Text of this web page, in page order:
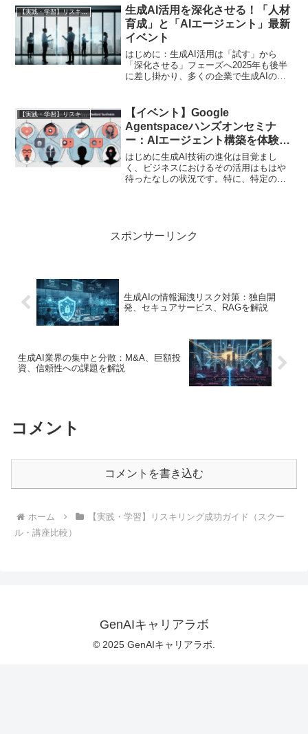
浮上しています。バイアス、プライバシ
ー侵害、透明性の欠如、誤...
【実践・学習】リスキリング成功ガイド（スクール・講座比較）
生成AI活用を深化させる！「人材
育成」と「AIエージェント」最新
イベント
はじめに：生成AI活用は「試す」から
「深化させる」フェーズへ2025年も後半
に差し掛かり、多くの企業で生成AIの導
階から、いかにして具体的な業務に組み
込み、成果を出すか...
【実践・学習】リスキリング成功ガイド（スクール・講座比較）
【イベント】Google
Agentspaceハンズオンセミナ
ー：AIエージェント構築を体験！
2025/10/10開催
はじめに生成AI技術の進化は目覚まし
く、ビジネスにおけるその活用はもはや
待ったなしの状況です。特に、特定の業
スポンサーリンク
生成AIの情報漏洩リスク対策：独自開
発、セキュアサービス、RAGを解説
生成AI業界の集中と分散：M&A、巨額投
資、信頼性への課題を解説
コメント
コメントを書き込む
ホーム
【実践・学習】リスキリング成功ガイド（スクー
ル・講座比較）
GenAIキャリアラボ
© 2025 GenAIキャリアラボ.